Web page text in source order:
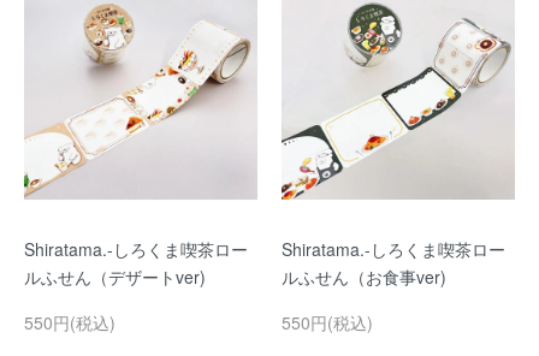
Shiratama.-しろくま喫茶ロー
ルふせん（デザートver)
550円(税込)
Shiratama.-しろくま喫茶ロー
ルふせん（お食事ver)
550円(税込)